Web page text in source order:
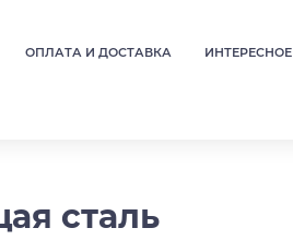
ОПЛАТА И ДОСТАВКА ИНТЕРЕСНОЕ
сталь